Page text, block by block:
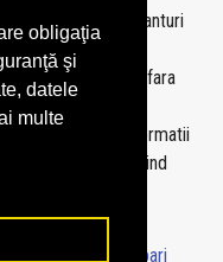
obligaţia
şi
datele
multe
pe baza ultimelor bilanturi
TopFirme si fara
sau informatii
ne contactati folosind
-Contact-Intrebari